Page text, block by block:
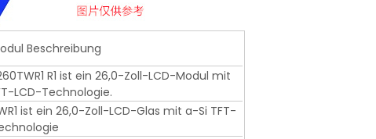
Beschreibung
R1 ist ein 26,0-Zoll-LCD-Modul mit
LCD-Technologie.
ist ein 26,0-Zoll-LCD-Glas mit a-Si TFT-